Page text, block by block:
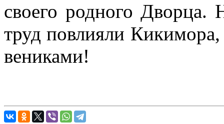
своего родного Дворца.
труд повлияли
вениками!